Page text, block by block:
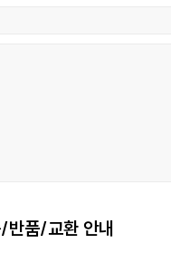
반품/교환 안내